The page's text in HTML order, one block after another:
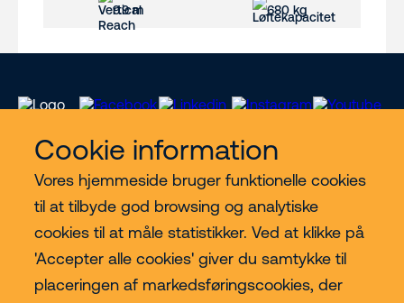
Cookie information
Vores hjemmeside bruger funktionelle cookies
til at tilbyde god browsing og analytiske
cookies til at måle statistikker. Ved at klikke på
'Accepter alle cookies' giver du samtykke til
placeringen af markedsføringscookies, der
9.9 m 680 kg
Vores services
Lift kategorier